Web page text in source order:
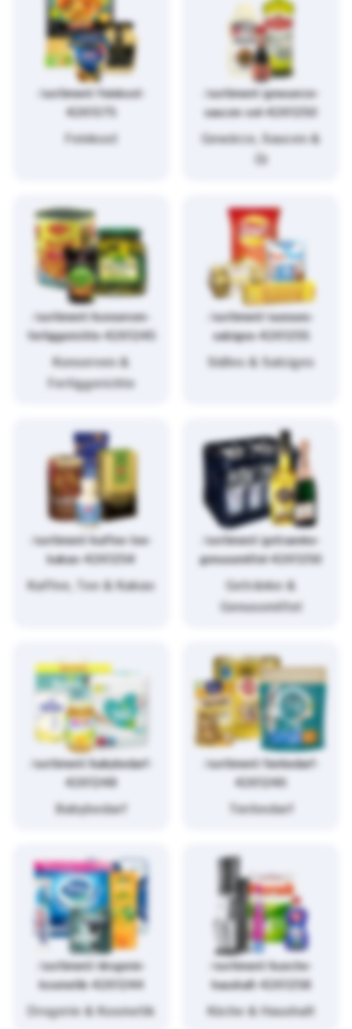
/sortiment/feinkost-
4261375
Feinkost
/sortiment/gewuerze-
saucen-oel-4261250
Gewürze, Saucen &
Öl
/sortiment/konserven-
fertiggerichte-4261245
Konserven &
Fertiggerichte
/sortiment/suesses-
salziges-4261255
Süßes & Salziges
/sortiment/kaffee-tee-
kakao-4261254
Kaffee, Tee & Kakao
/sortiment/getraenke-
genussmittel-4261256
Getränke &
Genussmittel
/sortiment/babybedarf-
4261248
Babybedarf
/sortiment/tierbedarf-
4261246
Tierbedarf
/sortiment/drogerie-
kosmetik-4261244
Drogerie & Kosmetik
/sortiment/kueche-
haushalt-4261258
Küche & Haushalt